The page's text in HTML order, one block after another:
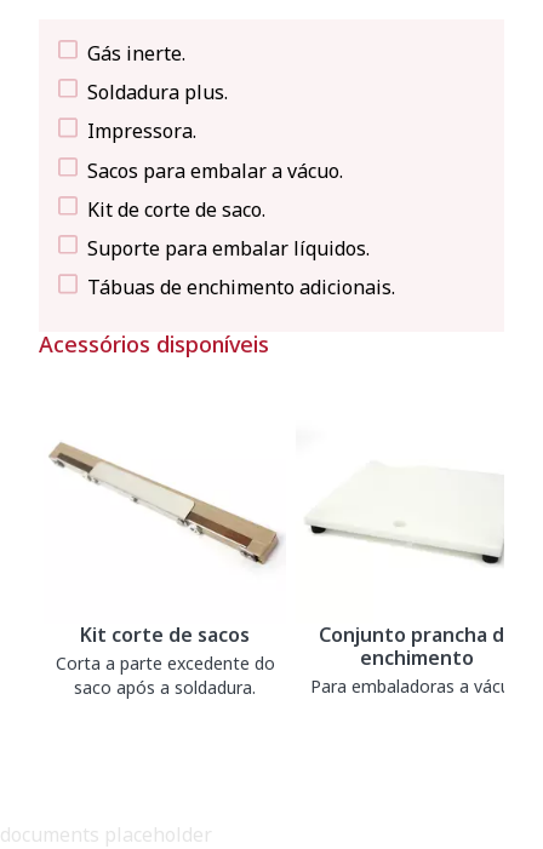
Gás inerte.
Soldadura plus.
Impressora.
Sacos para embalar a vácuo.
Kit de corte de saco.
Suporte para embalar líquidos.
Tábuas de enchimento adicionais.
Acessórios disponíveis
Kit corte de sacos
Corta a parte excedente do
saco após a soldadura.
Conjunto prancha de
enchimento
Para embaladoras a vácuo.
documents placeholder